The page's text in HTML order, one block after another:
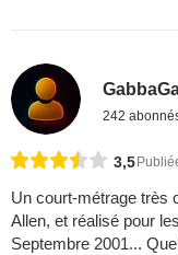
242
3,5
Un court-métrage très
Allen, et réalisé pour
Septembre 2001...